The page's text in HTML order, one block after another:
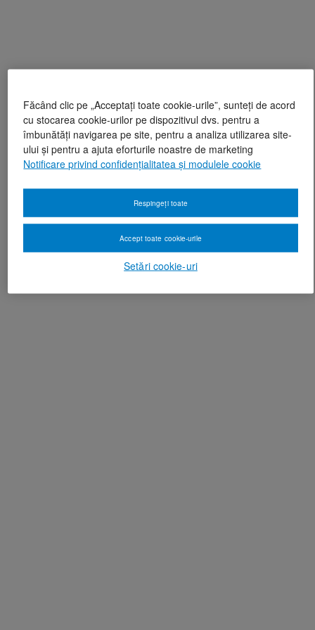
Făcând clic pe „Acceptați toate cookie-urile”, sunteți de acord
cu stocarea cookie-urilor pe dispozitivul dvs. pentru a
îmbunătăți navigarea pe site, pentru a analiza utilizarea site-
ului și pentru a ajuta eforturile noastre de marketing
Notificare privind confidențialitatea și modulele cookie
Setări cookie-uri
Respingeți toate
Accept toate cookie-urile